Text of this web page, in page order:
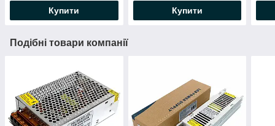
Купити Купити
Подібні товари компанії